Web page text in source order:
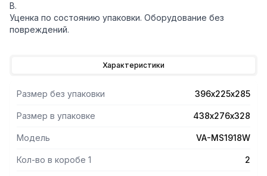
В.
Уценка по состоянию упаковки. Оборудование без
повреждений.
Характеристики
Размер без упаковки 396х225х285
Размер в упаковке 438х276х328
Модель VA-MS1918W
Кол-во в коробе 1 2